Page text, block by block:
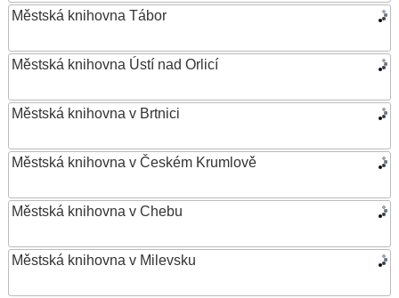
Městská knihovna Tábor
Městská knihovna Ústí nad Orlicí
Městská knihovna v Brtnici
Městská knihovna v Českém Krumlově
Městská knihovna v Chebu
Městská knihovna v Milevsku